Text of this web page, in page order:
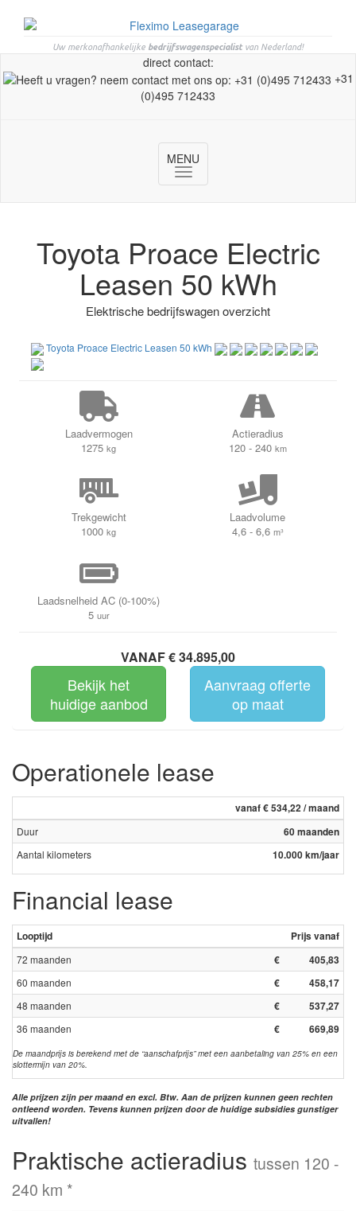
Uw merkonafhankelijke bedrijfswagenspecialistvan Nederland!
direct contact:
+31
(0)495 712433
MENU
Toggle
navigation
Toyota Proace Electric
Leasen 50 kWh
Elektrische bedrijfswagen overzicht
Toyota Proace Electric Leasen 50 kWh
Laadvermogen
1275 kg
Actieradius
120 - 240 km
Trekgewicht
1000 kg
Laadvolume
4,6 - 6,6 m³
Laadsnelheid AC (0-100%)
5 uur
VANAF € 34.895,00
Bekijk het
huidige aanbod
Aanvraag offerte
op maat
Operationele lease
vanaf € 534,22 / maand
Duur 60 maanden
Aantal kilometers 10.000 km/jaar
Financial lease
Looptijd Prijs vanaf
72 maanden € 405,83
60 maanden € 458,17
48 maanden € 537,27
36 maanden € 669,89
De maandprijs is berekend met de “aanschafprijs” met een aanbetaling van 25% en een
slottermijn van 20%.
Alle prijzen zijn per maand en excl. Btw. Aan de prijzen kunnen geen rechten
ontleend worden. Tevens kunnen prijzen door de huidige subsidies gunstiger
uitvallen!
Praktische actieradius tussen 120 -
240 km *